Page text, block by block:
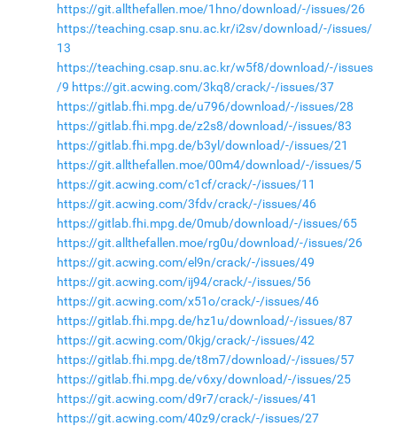
https://git.allthefallen.moe/1hno/download/-/issues/26
https://teaching.csap.snu.ac.kr/i2sv/download/-/issues/
13
https://teaching.csap.snu.ac.kr/w5f8/download/-/issues
/9 https://git.acwing.com/3kq8/crack/-/issues/37
https://gitlab.fhi.mpg.de/u796/download/-/issues/28
https://gitlab.fhi.mpg.de/z2s8/download/-/issues/83
https://gitlab.fhi.mpg.de/b3yl/download/-/issues/21
https://git.allthefallen.moe/00m4/download/-/issues/5
https://git.acwing.com/c1cf/crack/-/issues/11
https://git.acwing.com/3fdv/crack/-/issues/46
https://gitlab.fhi.mpg.de/0mub/download/-/issues/65
https://git.allthefallen.moe/rg0u/download/-/issues/26
https://git.acwing.com/el9n/crack/-/issues/49
https://git.acwing.com/ij94/crack/-/issues/56
https://git.acwing.com/x51o/crack/-/issues/46
https://gitlab.fhi.mpg.de/hz1u/download/-/issues/87
https://git.acwing.com/0kjg/crack/-/issues/42
https://gitlab.fhi.mpg.de/t8m7/download/-/issues/57
https://gitlab.fhi.mpg.de/v6xy/download/-/issues/25
https://git.acwing.com/d9r7/crack/-/issues/41
https://git.acwing.com/40z9/crack/-/issues/27